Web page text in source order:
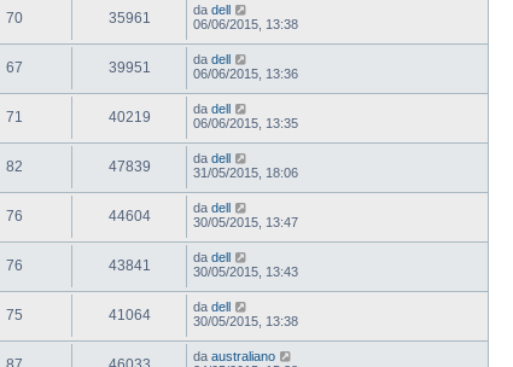
70 35961 da dell
06/06/2015, 13:38
67 39951 da dell
06/06/2015, 13:36
71 40219 da dell
06/06/2015, 13:35
82 47839 da dell
31/05/2015, 18:06
76 44604 da dell
30/05/2015, 13:47
76 43841 da dell
30/05/2015, 13:43
75 41064 da dell
30/05/2015, 13:38
da australiano